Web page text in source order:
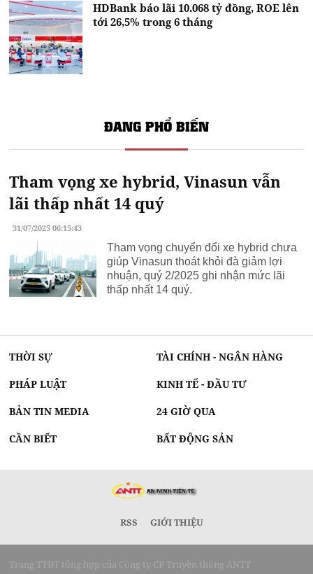
HDBank báo lãi 10.068 tỷ đồng, ROE lên
tới 26,5% trong 6 tháng
ĐANG PHỔ BIẾN
Tham vọng xe hybrid, Vinasun vẫn
lãi thấp nhất 14 quý
31/07/2025 06:15:43
Tham vọng chuyển đổi xe hybrid chưa
giúp Vinasun thoát khỏi đà giảm lợi
nhuận, quý 2/2025 ghi nhận mức lãi
thấp nhất 14 quý.
THỜI SỰ TÀI CHÍNH - NGÂN HÀNG
PHÁP LUẬT KINH TẾ - ĐẦU TƯ
BẢN TIN MEDIA 24 GIỜ QUA
CẦN BIẾT BẤT ĐỘNG SẢN
RSS GIỚI THIỆU
Trang TTĐT tổng hợp của Công ty CP Truyền thông ANTT